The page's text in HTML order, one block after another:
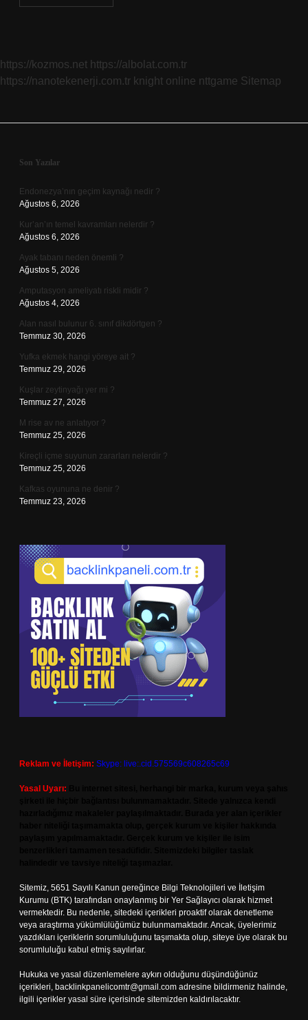
Aylık
https://kozmos.net https://albolat.com.tr
https://nanotekenerji.com.tr knight online nttgame Sitemap
Sidebar
Son Yazılar
Endonezya’nın geçim kaynağı nedir ?
Ağustos 6, 2026
Kur’an’ın temel kavramları nelerdir ?
Ağustos 6, 2026
Ayak tabanı neden önemli ?
Ağustos 5, 2026
Amputasyon ameliyatı riskli midir ?
Ağustos 4, 2026
Alan nasıl bulunur 6. sınıf dikdörtgen ?
Temmuz 30, 2026
Yufka ekmek hangi yöreye ait ?
Temmuz 29, 2026
Kuşlar zeytinyağı yer mi ?
Temmuz 27, 2026
M rise av ne anlatıyor ?
Temmuz 25, 2026
Kireçli içme suyunun zararları nelerdir ?
Temmuz 25, 2026
Kafkas oyununa ne denir ?
Temmuz 23, 2026
Reklam ve İletişim: Skype: live:.cid.575569c608265c69
Yasal Uyarı:
Sitemiz, 5651 Sayılı Kanun gereğince Bilgi Teknolojileri ve İletişim
Kurumu (BTK) tarafından onaylanmış bir Yer Sağlayıcı olarak hizmet
vermektedir. Bu nedenle, sitedeki içerikleri proaktif olarak denetleme
veya araştırma yükümlülüğümüz bulunmamaktadır. Ancak, üyelerimiz
yazdıkları içeriklerin sorumluluğunu taşımakta olup, siteye üye olarak bu
sorumluluğu kabul etmiş sayılırlar.
Hukuka ve yasal düzenlemelere aykırı olduğunu düşündüğünüz
içerikleri, backlinkpanelicomtr@gmail.com adresine bildirmeniz halinde,
ilgili içerikler yasal süre içerisinde sitemizden kaldırılacaktır.